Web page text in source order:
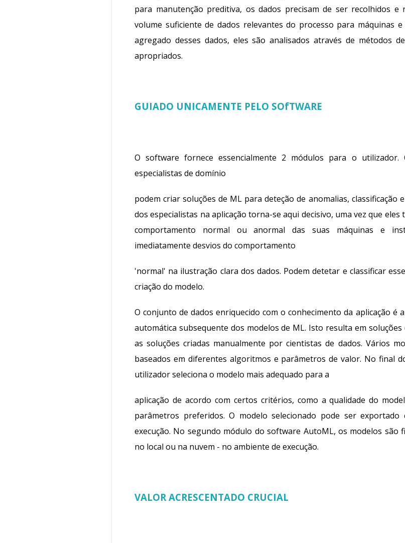
para manutenção preditiva, os dados precisam de ser recolhidos e
volume suficiente de dados relevantes do processo para máquinas
agregado desses dados, eles são analisados através de métodos
apropriados.
GUIADO UNICAMENTE PELO SOfTWARE
Osoftwarefornece essencialmente 2 módulos para o
especialistas de domínio
podem criar soluções de ML para deteção de anomalias, classificação
dos especialistas na aplicação torna-se aqui decisivo, uma vez que
comportamento normal ou anormal das suas máquinas e
imediatamente desvios do comportamento
'normal' na ilustração clara dos dados. Podem detetar e classificar
criação do modelo.
O conjunto de dados enriquecido com o conhecimento da aplicação é
automática subsequente dos modelos de ML. Isto resulta em
as soluções criadas manualmente por cientistas de dados. Vários
baseados em diferentes algoritmos e parâmetros de valor. No final
utilizador seleciona o modelo mais adequado para a
aplicação de acordo com certos critérios, como a qualidade do
parâmetros preferidos. O modelo selecionado pode ser
execução. No segundo módulo dosoftware AutoML, os modelos são
no local ou na nuvem - no ambiente de execução.
VALOR ACRESCENTADO CRUCIAL